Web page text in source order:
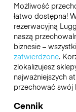
Możliwość
łatwo dostępna!
rezerwacyjną
naszą
biznesie –
zatwierdzone.
zlokalizujesz
najważniejszych
przechować swój
Cennik